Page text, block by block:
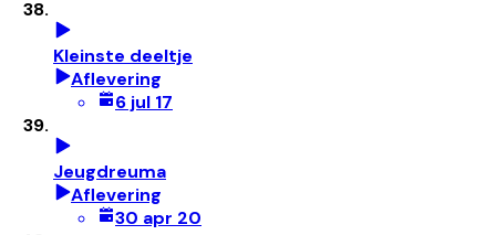
Kleinste deeltje
Aflevering
6 jul 17
Jeugdreuma
Aflevering
30 apr 20